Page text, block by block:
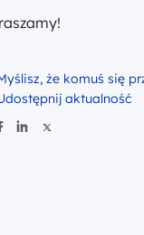
że komuś się
aktualność